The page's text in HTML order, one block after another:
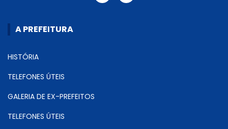
A PREFEITURA
HISTÓRIA
TELEFONES ÚTEIS
GALERIA DE EX-PREFEITOS
TELEFONES ÚTEIS